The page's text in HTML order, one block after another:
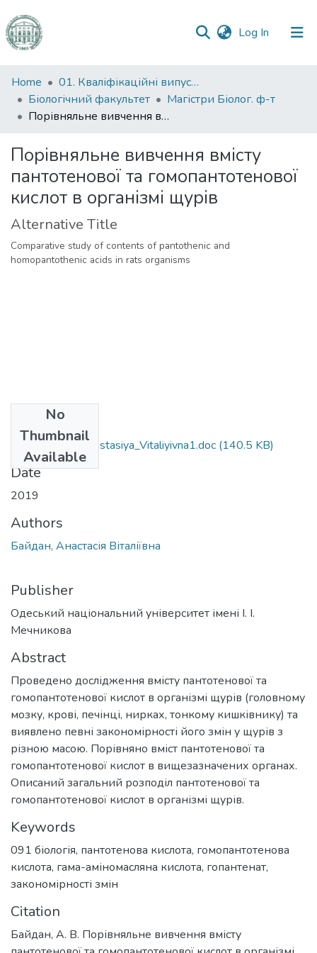
Log In (current)
Communities
&
Collections
Statistics
Home
01. Кваліфікаційні випускні роботи здобувачів вищої освіти
Біологічний факультет
Магістри Біолог. ф-т
Порівняльне вивчення вмісту пантотенової та гомопантотенової кислот в організмі щурів
Порівняльне вивчення вмісту
пантотенової та гомопантотенової
кислот в організмі щурів
Alternative Title
Comparative study of contents of pantothenic and
homopantothenic acids in rats organisms
No
Thumbnail
Available
091_Baydan_Anastasiya_Vitaliyivna1.doc (140.5 KB)
Date
2019
Authors
Байдан, Анастасія Віталіївна
Publisher
Одеський національний університет імені І. І.
Мечникова
Abstract
Проведено дослідження вмісту пантотенової та
гомопантотенової кислот в організмі щурів (головному
мозку, крові, печінці, нирках, тонкому кишківнику) та
виявлено певні закономірності його змін у щурів з
різною масою. Порівняно вміст пантотенової та
гомопантотенової кислот в вищезазначених органах.
Описаний загальний розподіл пантотенової та
гомопантотенової кислот в організмі щурів.
Keywords
091 біологія, пантотенова кислота, гомопантотенова
кислота, гама-аміномасляна кислота, гопантенат,
закономірності змін
Citation
Байдан, А. В. Порівняльне вивчення вмісту